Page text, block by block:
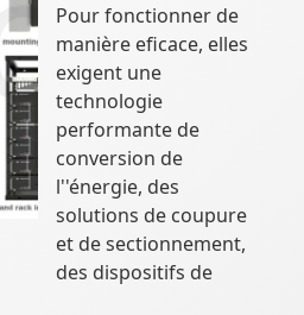
Pour fonctionner de
manière eficace, elles
exigent une
technologie
performante de
conversion de
l''énergie, des
solutions de coupure
et de sectionnement,
des dispositifs de